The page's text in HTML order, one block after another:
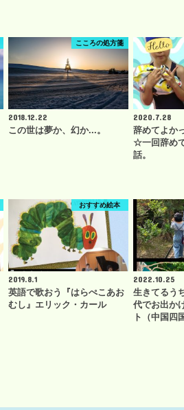
こころの処方箋
2018.12.22
この世は夢か、幻か...。
2020.7.28
辞めてよか
☆一回辞め
話。
おすすめ絵本
2019.8.1
英語で歌おう『はらぺこあお
むし』エリック・カール
2022.10.25
生きてるう
代でお出か
ト（中国四